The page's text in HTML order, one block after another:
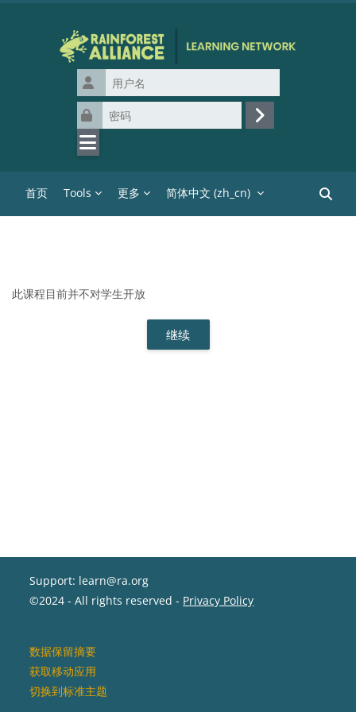
用户名
密码
登录
首页 Tools 更多 简体中文 ‎(zh_cn)‎
搜索课
此课程目前并不对学生开放
继续
Support: learn@ra.org
©2024 - All rights reserved - Privacy Policy
‎数据保留摘要‎
获取移动应用
切换到标准主题